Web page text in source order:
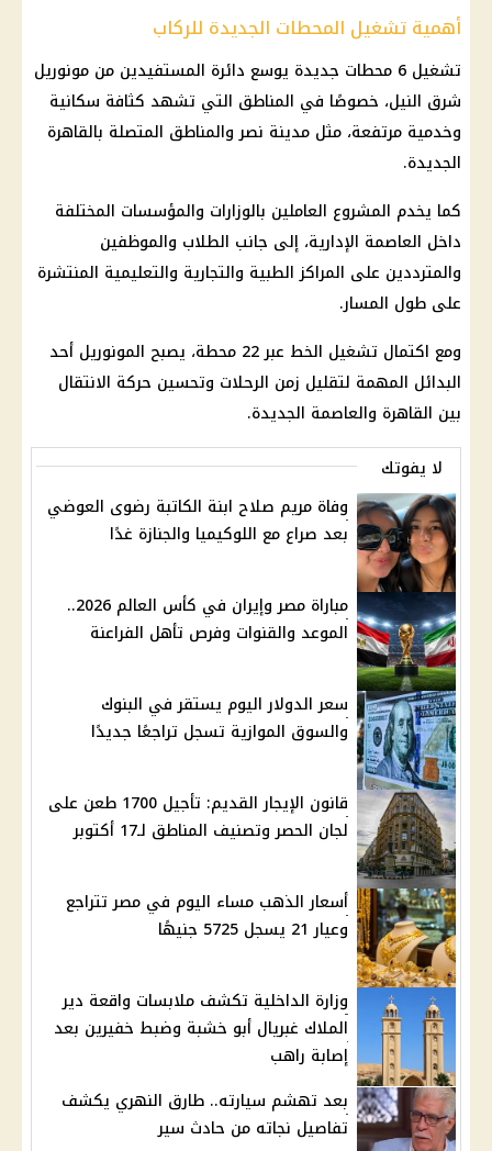
أهمية تشغيل المحطات الجديدة للركاب
تشغيل 6 محطات جديدة يوسع دائرة المستفيدين من
مونوريل
شرق النيل، خصوصًا في المناطق التي تشهد كثافة سكانية
وخدمية مرتفعة، مثل مدينة نصروالمناطق المتصلة بالقاهرة
الجديدة.
كما يخدم المشروع العاملين بالوزارات والمؤسسات المختلفة
داخل العاصمة الإدارية، إلى جانب الطلاب والموظفين
والمترددين على المراكز الطبية والتجارية والتعليمية المنتشرة
على طول المسار.
ومع اكتمال تشغيل الخط عبر 22 محطة، يصبح
المونوريل أحد
البدائل المهمة لتقليل زمن الرحلات وتحسين حركة الانتقال
بين القاهرة والعاصمة الجديدة.
لا يفوتك
وفاة مريم صلاح ابنة الكاتبة رضوى العوضي
بعد صراع مع اللوكيميا والجنازة غدًا
مباراة مصر وإيران في كأس العالم 2026..
الموعد والقنوات وفرص تأهل الفراعنة
سعر الدولار اليوم يستقر في البنوك
والسوق الموازية تسجل تراجعًا جديدًا
قانون الإيجار القديم: تأجيل 1700 طعن على
لجان الحصر وتصنيف المناطق لـ17 أكتوبر
أسعار الذهب مساء اليوم في مصر تتراجع
وعيار 21 يسجل 5725 جنيهًا
وزارة الداخلية تكشف ملابسات واقعة دير
الملاك غبريال أبو خشبة وضبط خفيرين بعد
إصابة راهب
بعد تهشم سيارته.. طارق النهري يكشف
تفاصيل نجاته من حادث سير